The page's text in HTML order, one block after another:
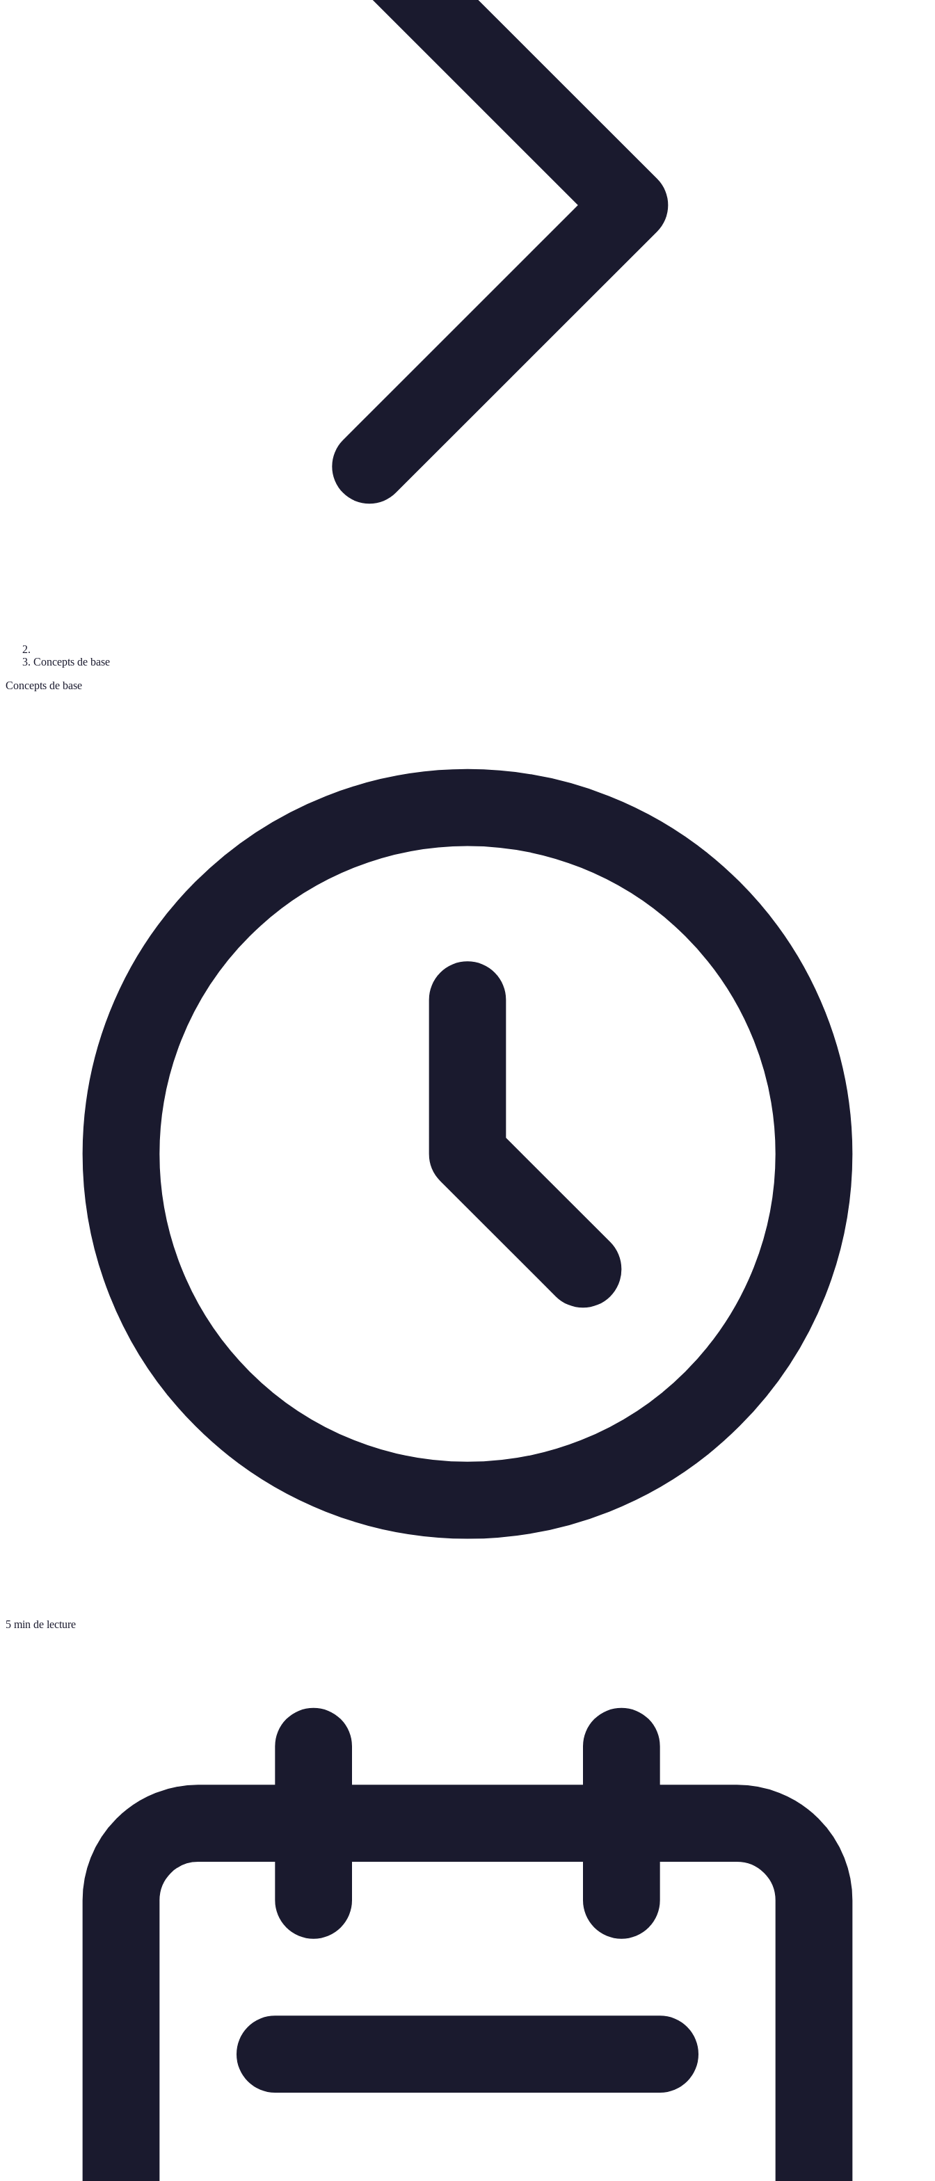
Concepts de base
Concepts de base
5 min de lecture